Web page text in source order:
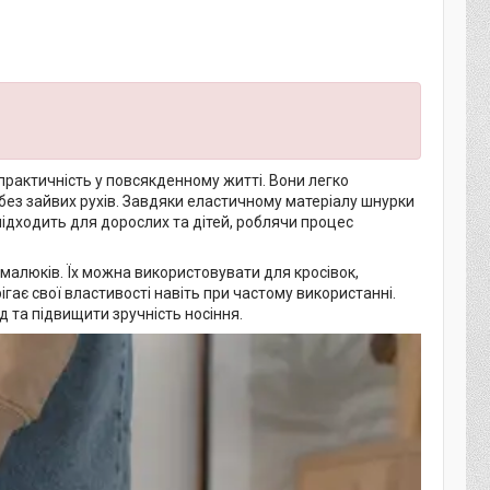
у повсякденному житті. Вони легко
зайвих рухів. Завдяки еластичному матеріалу шнурки
для дорослих та дітей, роблячи процес
Їх можна використовувати для кросівок,
свої властивості навіть при частому використанні.
підвищити зручність носіння.